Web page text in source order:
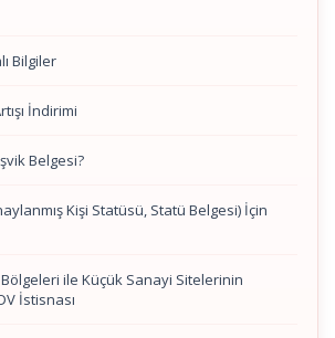
Bilgiler
İndirimi
Belgesi?
Kişi Statüsü, Statü Belgesi) İçin
ile Küçük Sanayi Sitelerinin
İstisnası